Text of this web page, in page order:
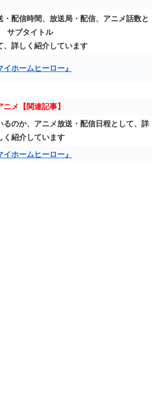
配信時間、放送局・配信、アニメ話数と
サブタイトル
、詳しく紹介しています
イホームヒーロー』
ニメ【関連記事】
るのか、アニメ放送・配信日程として、詳
く紹介しています
イホームヒーロー』